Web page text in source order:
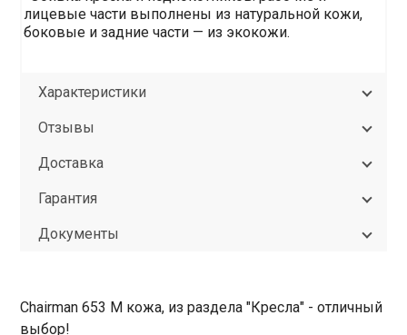
лицевые части выполнены из натуральной кожи,
боковые и задние части — из экокожи.
Характеристики
Отзывы
Доставка
Гарантия
Документы
Chairman 653 M кожа, из раздела "Кресла" - отличный
выбор!